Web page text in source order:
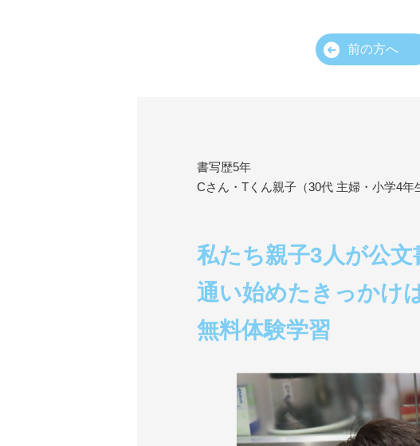
前の方へ
書写歴5年
Cさん・Tくん親子（30代 主婦・小学4年
私たち親子3人が公文
通い始めたきっかけ
無料体験学習